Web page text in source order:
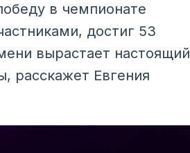
в чемпионате
достиг 53
вырастает настоящий
расскажет Евгения